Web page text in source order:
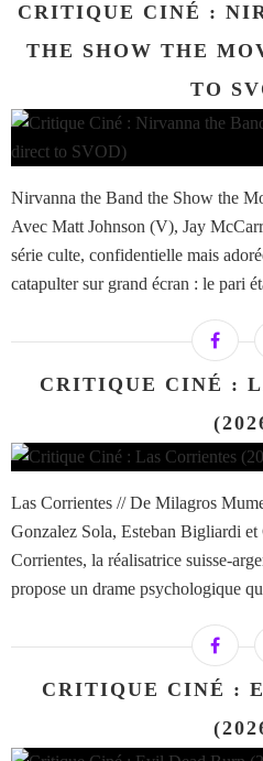
CRITIQUE CINÉ :
THE SHOW THE
TO
Nirvanna the Band the Show the
Avec Matt Johnson (V), Jay
série culte, confidentielle mais
catapulter sur grand écran : le pari
CRITIQUE CINÉ :
Las Corrientes // De Milagros
Gonzalez Sola, Esteban Bigliardi
Corrientes, la réalisatrice suisse-
propose un drame psychologique
CRITIQUE CINÉ :